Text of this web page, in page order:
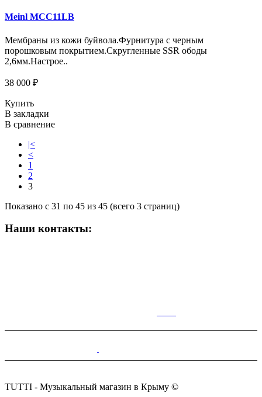
Meinl MCC11LB
Мембраны из кожи буйвола.Фурнитура с черным
порошковым покрытием.Скругленные SSR ободы
2,6мм.Настрое..
38 000 ₽
Купить
В закладки
В сравнение
|<
<
1
2
3
Показано с 31 по 45 из 45 (всего 3 страниц)
Наши контакты:
TUTTI - Музыкальный магазин в Крыму ©